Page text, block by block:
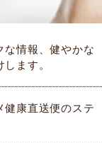
な情報、健やかな
ます。
健康直送便のステ